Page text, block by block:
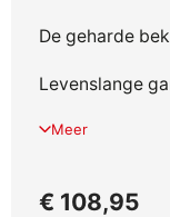
De geharde
Levenslange
Meer
€ 108,95